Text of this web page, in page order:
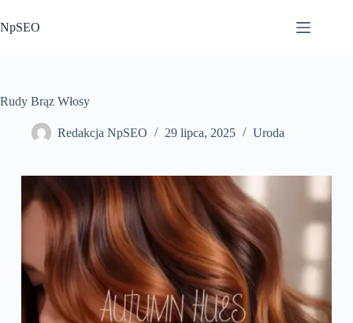
do
treści
NpSEO
Rudy Brąz Włosy
Redakcja NpSEO 29 lipca, 2025 Uroda